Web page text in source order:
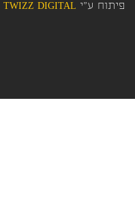
פיתוח ע"י TWIZZ DIGITAL